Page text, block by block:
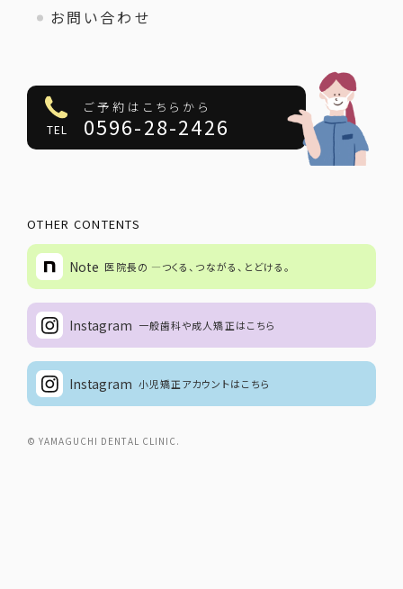
お問い合わせ
ご予約はこちらから
TEL 0596-28-2426
OTHER CONTENTS
Note 医院長の ―つくる、つながる、とどける。
Instagram 一般歯科や成人矯正はこちら
Instagram 小児矯正アカウントはこちら
© YAMAGUCHI DENTAL CLINIC.